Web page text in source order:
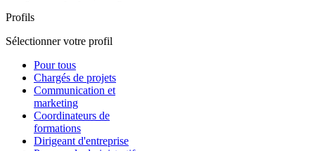
Profils
Sélectionner votre profil
Pour tous
Chargés de projets
Communication et
marketing
Coordinateurs de
formations
Dirigeant d'entreprise